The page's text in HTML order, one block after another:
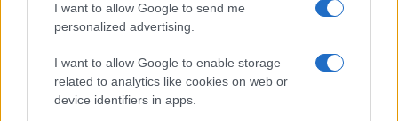
I want to allow Google to send me
personalized advertising.
I want to allow Google to enable storage
related to analytics like cookies on web or
device identifiers in apps.